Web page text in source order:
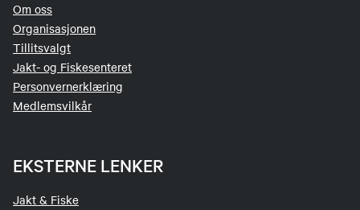
Om oss
Organisasjonen
Tillitsvalgt
Jakt- og Fiskesenteret
Personvernerklæring
Medlemsvilkår
EKSTERNE LENKER
Jakt & Fiske